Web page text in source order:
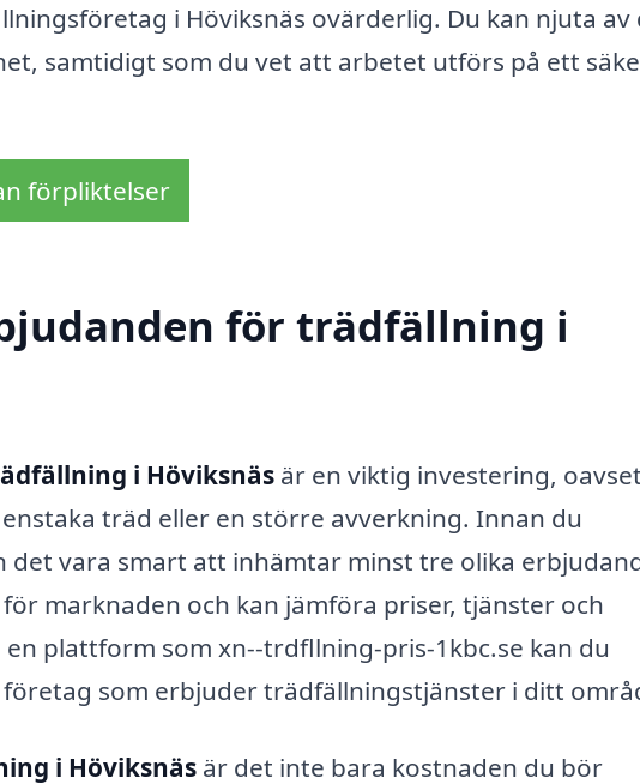
i Höviksnäs ovärderlig. Du kan njuta av
samtidigt som du vet att arbetet utförs på ett
förpliktelser
för trädfällning i
i Höviksnäs är en viktig investering,
träd eller en större avverkning. Innan du
vara smart att inhämtar minst tre olika
marknaden och kan jämföra priser, tjänster och
plattform som xn--trdfllning-pris-1kbc.se kan du
som erbjuder trädfällningstjänster i ditt
i Höviksnäs är det inte bara kostnaden du bör